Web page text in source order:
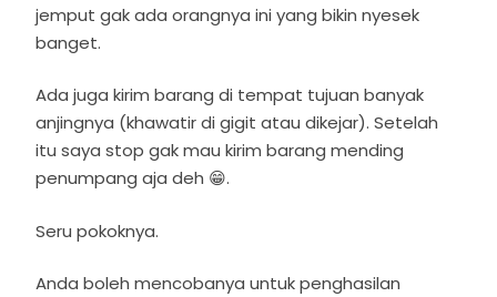
jemput gak ada orangnya ini yang bikin nyesek
banget.
Ada juga kirim barang di tempat tujuan banyak
anjingnya (khawatir di gigit atau dikejar). Setelah
itu saya stop gak mau kirim barang mending
penumpang aja deh 😁.
Seru pokoknya.
Anda boleh mencobanya untuk penghasilan